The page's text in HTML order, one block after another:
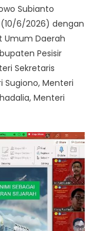
Subianto
6/2026) dengan
Umum Daerah
Pesisir
Sekretaris
Sugiono, Menteri
Menteri